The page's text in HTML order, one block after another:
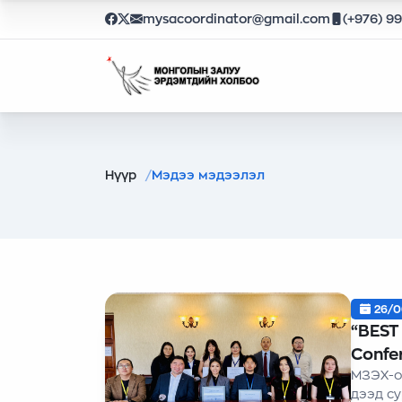
mysacoordinator@gmail.com (+976)
Нүүр Мэдээ мэдээлэл
26/
МЗЭХ-
дээд